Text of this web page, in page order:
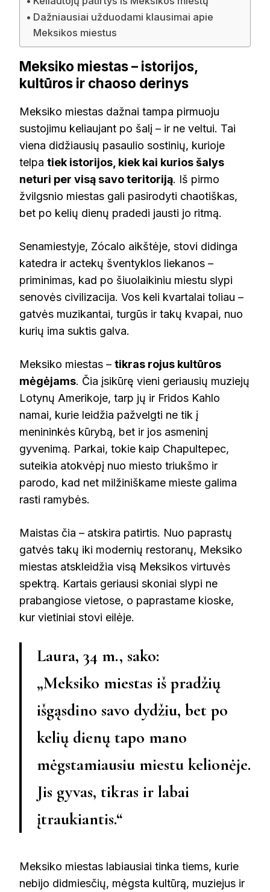
Dažniausiai užduodami klausimai apie
Meksikos miestus
Meksiko miestas – istorijos,
kultūros ir chaoso derinys
Meksiko miestas dažnai tampa pirmuoju
sustojimu keliaujant po šalį – ir ne veltui. Tai
viena didžiausių pasaulio sostinių, kurioje
telpa tiek istorijos, kiek kai kurios šalys
neturi per visą savo teritoriją. Iš pirmo
žvilgsnio miestas gali pasirodyti chaotiškas,
bet po kelių dienų pradedi jausti jo ritmą.
Senamiestyje, Zócalo aikštėje, stovi didinga
katedra ir actekų šventyklos liekanos –
priminimas, kad po šiuolaikiniu miestu slypi
senovės civilizacija. Vos keli kvartalai toliau –
gatvės muzikantai, turgūs ir takų kvapai, nuo
kurių ima suktis galva.
Meksiko miestas – tikras rojus kultūros
mėgėjams. Čia įsikūrę vieni geriausių muziejų
Lotynų Amerikoje, tarp jų ir Fridos Kahlo
namai, kurie leidžia pažvelgti ne tik į
menininkės kūrybą, bet ir jos asmeninį
gyvenimą. Parkai, tokie kaip Chapultepec,
suteikia atokvėpį nuo miesto triukšmo ir
parodo, kad net milžiniškame mieste galima
rasti ramybės.
Maistas čia – atskira patirtis. Nuo paprastų
gatvės takų iki modernių restoranų, Meksiko
miestas atskleidžia visą Meksikos virtuvės
spektrą. Kartais geriausi skoniai slypi ne
prabangiose vietose, o paprastame kioske,
kur vietiniai stovi eilėje.
Laura, 34 m., sako:
„Meksiko miestas iš pradžių
išgąsdino savo dydžiu, bet po
kelių dienų tapo mano
mėgstamiausiu miestu kelionėje.
Jis gyvas, tikras ir labai
įtraukiantis.“
Meksiko miestas labiausiai tinka tiems, kurie
nebijo didmiesčių, mėgsta kultūrą, muziejus ir